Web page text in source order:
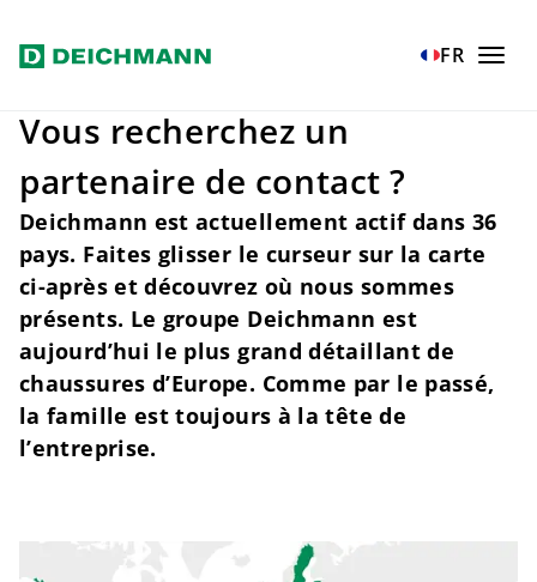
Aller au contenu principal FR
Home Société Expansion Nationale
Vous recherchez un
partenaire de contact ?
Deichmann est actuellement actif dans 36
pays. Faites glisser le curseur sur la carte
ci-après et découvrez où nous sommes
présents. Le groupe Deichmann est
aujourd’hui le plus grand détaillant de
chaussures d’Europe. Comme par le passé,
la famille est toujours à la tête de
l’entreprise.